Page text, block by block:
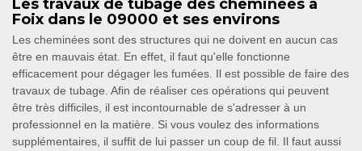
Les travaux de tubage des cheminées à
Foix dans le 09000 et ses environs
Les cheminées sont des structures qui ne doivent en aucun cas
être en mauvais état. En effet, il faut qu'elle fonctionne
efficacement pour dégager les fumées. Il est possible de faire des
travaux de tubage. Afin de réaliser ces opérations qui peuvent
être très difficiles, il est incontournable de s'adresser à un
professionnel en la matière. Si vous voulez des informations
supplémentaires, il suffit de lui passer un coup de fil. Il faut aussi